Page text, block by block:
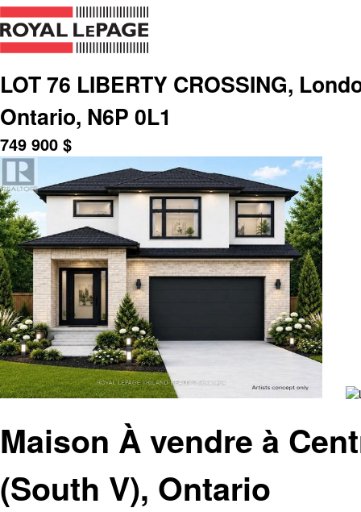
LOT 76 LIBERTY CROSSING,
Ontario, N6P 0L1
749 900 $
Maison À vendre à
(South V), Ontario